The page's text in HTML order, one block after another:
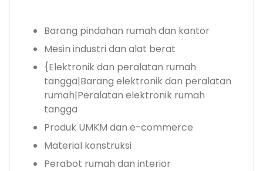
Barang pindahan rumah dan kantor
Mesin industri dan alat berat
{Elektronik dan peralatan rumah
tangga|Barang elektronik dan peralatan
rumah|Peralatan elektronik rumah
tangga
Produk UMKM dan e-commerce
Material konstruksi
Perabot rumah dan interior